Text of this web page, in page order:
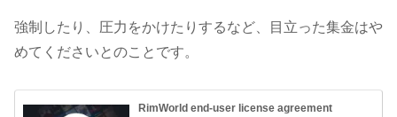
強制したり、圧力をかけたりするなど、目立った集金はや
めてくださいとのことです。
RimWorld end-user license agreement